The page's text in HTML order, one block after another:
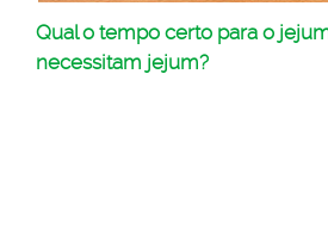
Qual o tempo certo para o
necessitam jejum?